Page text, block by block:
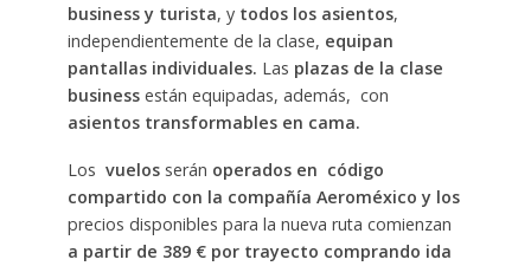
business y turista, y todos los asientos,
independientemente de la clase, equipan
pantallas individuales. Las plazas de la clase
businessestán equipadas, además, con
asientos transformables en cama.
Los vuelosserán operados en código
compartido con la compañía Aeroméxico y los
precios disponibles para la nueva ruta comienzan
a partir de 389 € por trayecto comprando ida